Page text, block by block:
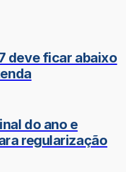
deve ficar abaixo
do ano e
regularização